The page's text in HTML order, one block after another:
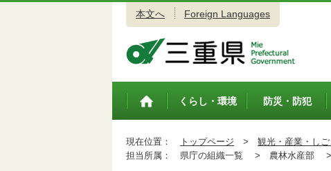
本文へ Foreign Languages
トップペ
くらし・環境 防災・防犯
現在位置： トップページ > 観光・産業・しご
担当所属：
県庁の組織一覧 > 農林水産部 >